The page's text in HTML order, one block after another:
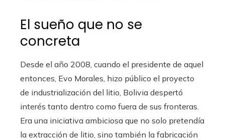
El sueño que no se
concreta
Desde el año 2008, cuando el presidente de aquel
entonces, Evo Morales, hizo público el proyecto
de industrialización del litio, Bolivia despertó
interés tanto dentro como fuera de sus fronteras.
Era una iniciativa ambiciosa que no solo pretendía
la extracción de litio, sino también la fabricación